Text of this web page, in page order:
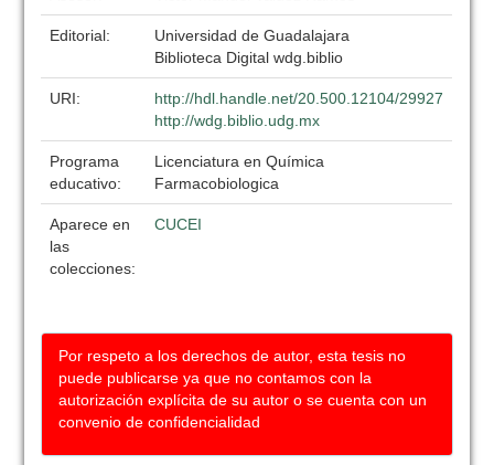
Editorial:
Universidad de Guadalajara
Biblioteca Digital wdg.biblio
URI:
http://hdl.handle.net/20.500.12104/29927
http://wdg.biblio.udg.mx
Programa
educativo:
Licenciatura en Química
Farmacobiologica
Aparece en
las
colecciones:
CUCEI
Por respeto a los derechos de autor, esta tesis no
puede publicarse ya que no contamos con la
autorización explícita de su autor o se cuenta con un
convenio de confidencialidad